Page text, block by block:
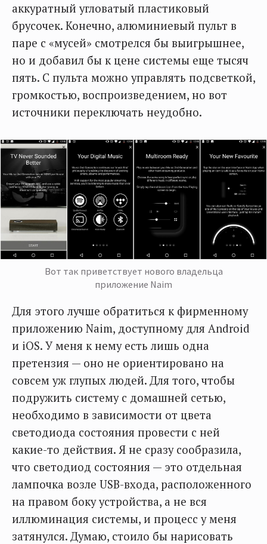
аккуратный угловатый пластиковый
брусочек. Конечно, алюминиевый пульт в
паре с «мусей» смотрелся бы выигрышнее,
но и добавил бы к цене системы еще тысяч
пять. С пульта можно управлять подсветкой,
громкостью, воспроизведением, но вот
источники переключать неудобно.
Вот так приветствует нового владельца
приложение Naim
Для этого лучше обратиться к фирменному
приложению Naim, доступному для Android
и iOS. У меня к нему есть лишь одна
претензия — оно не ориентировано на
совсем уж глупых людей. Для того, чтобы
подружить систему с домашней сетью,
необходимо в зависимости от цвета
светодиода состояния провести с ней
какие-то действия. Я не сразу сообразила,
что светодиод состояния — это отдельная
лампочка возле USB-входа, расположенного
на правом боку устройства, а не вся
иллюминация системы, и процесс у меня
затянулся. Думаю, стоило бы нарисовать